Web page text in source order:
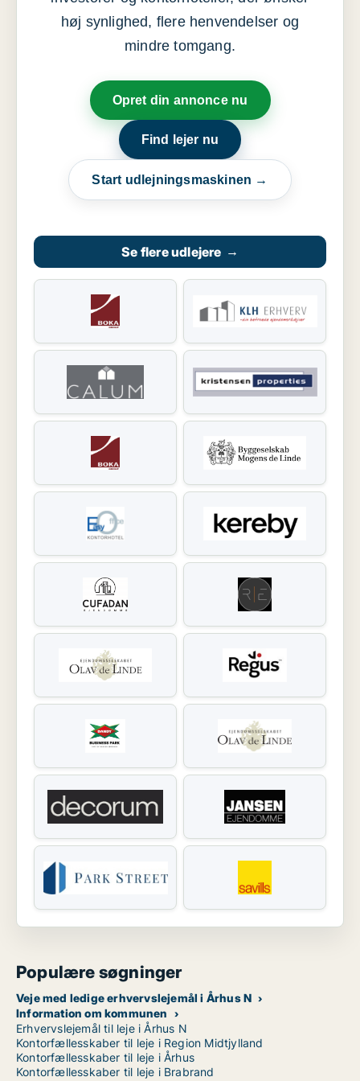
høj synlighed, flere henvendelser og
mindre tomgang.
Opret din annonce nu
Find lejer nu
Start udlejningsmaskinen →
Se flere udlejere →
Populære søgninger
Veje med ledige erhvervslejemål i Århus N
Information om kommunen
Erhvervslejemål til leje i Århus N
Kontorfællesskaber til leje i Region Midtjylland
Kontorfællesskaber til leje i Århus
Kontorfællesskaber til leje i Brabrand